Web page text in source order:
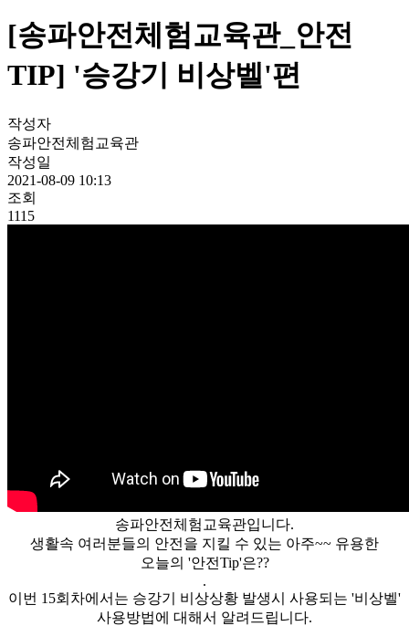
[송파안전체험교육관_안전
TIP] '승강기 비상벨'편
작성자
송파안전체험교육관
작성일
2021-08-09 10:13
조회
1115
송파안전체험교육관입니다.
생활속 여러분들의 안전을 지킬 수 있는 아주~~ 유용한
오늘의 '안전Tip'은??
.
이번 15회차에서는 승강기 비상상황 발생시 사용되는 '비상벨'
사용방법에 대해서 알려드립니다.